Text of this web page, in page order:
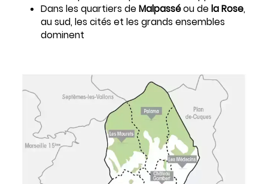
Dans les quartiers de Malpasséou de la Rose,
au sud, les cités et les grands ensembles
dominent